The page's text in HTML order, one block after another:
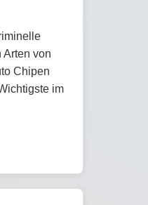
von
Chipen
im